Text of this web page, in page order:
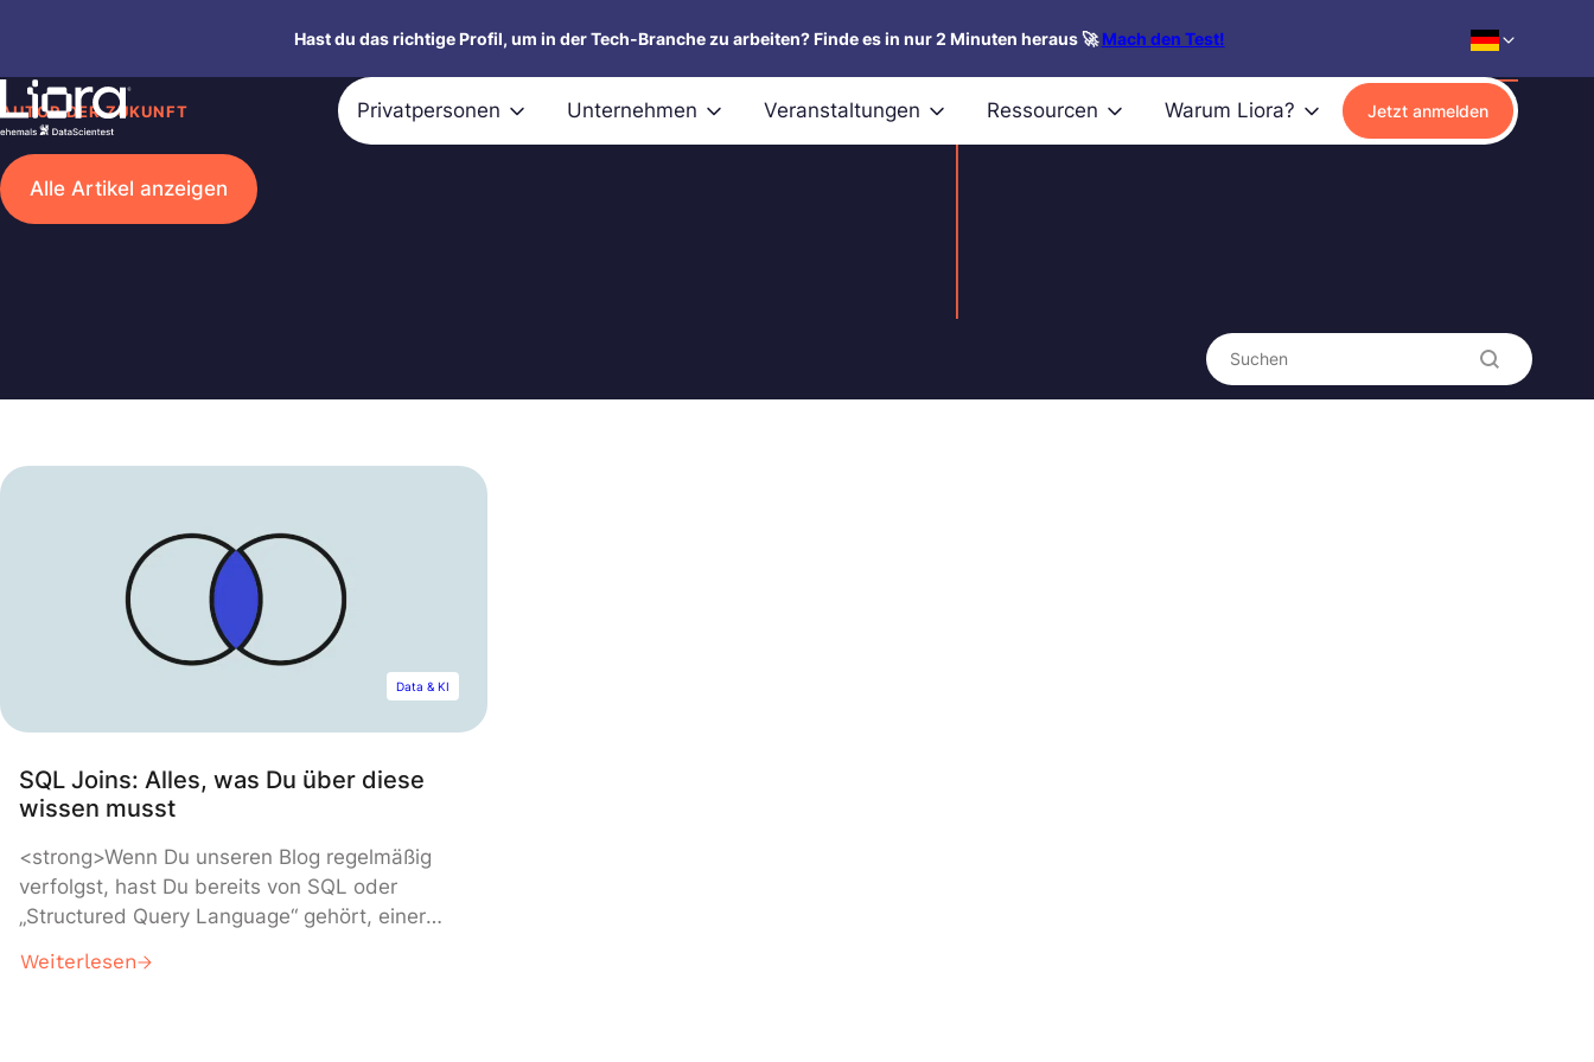
springen
Hast du das richtige Profil, um in der Tech-Branche zu arbeiten? Finde es in nur 2 Minuten heraus 🚀Mach den Test!
Privatpersonen Unternehmen Veranstaltungen Ressourcen Warum Liora? Jetzt anmelden
AUTOR DER ZUKUNFT
Alle Artikel anzeigen
Search content
Data & KI
SQL Joins: Alles, was Du über diese
wissen musst
<strong>Wenn Du unseren Blog regelmäßig
verfolgst, hast Du bereits von SQL oder
„Structured Query Language“ gehört, einer
Datenbanken. Daher weißt Du bereits, wie
Weiterlesen